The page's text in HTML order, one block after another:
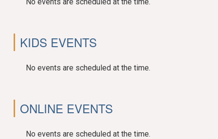
KIDS EVENTS
No events are scheduled at the time.
ONLINE EVENTS
No events are scheduled at the time.